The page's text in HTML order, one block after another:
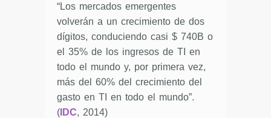
“Los mercados emergentes
volverán a un crecimiento de dos
dígitos, conduciendo casi $ 740B o
el 35% de los ingresos de TI en
todo el mundo y, por primera vez,
más del 60% del crecimiento del
gasto en TI en todo el mundo”.
( IDC, 2014)